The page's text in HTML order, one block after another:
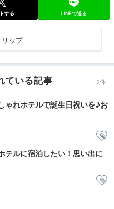
コ
のヤマハのサウンドバー
一日がスタート。館内Wi
表示。曲をストリーミン
する LINEで送る
リップ
ている記事 2件
ゃれホテルで誕生日祝いを♪お
テルに宿泊したい！思い出に